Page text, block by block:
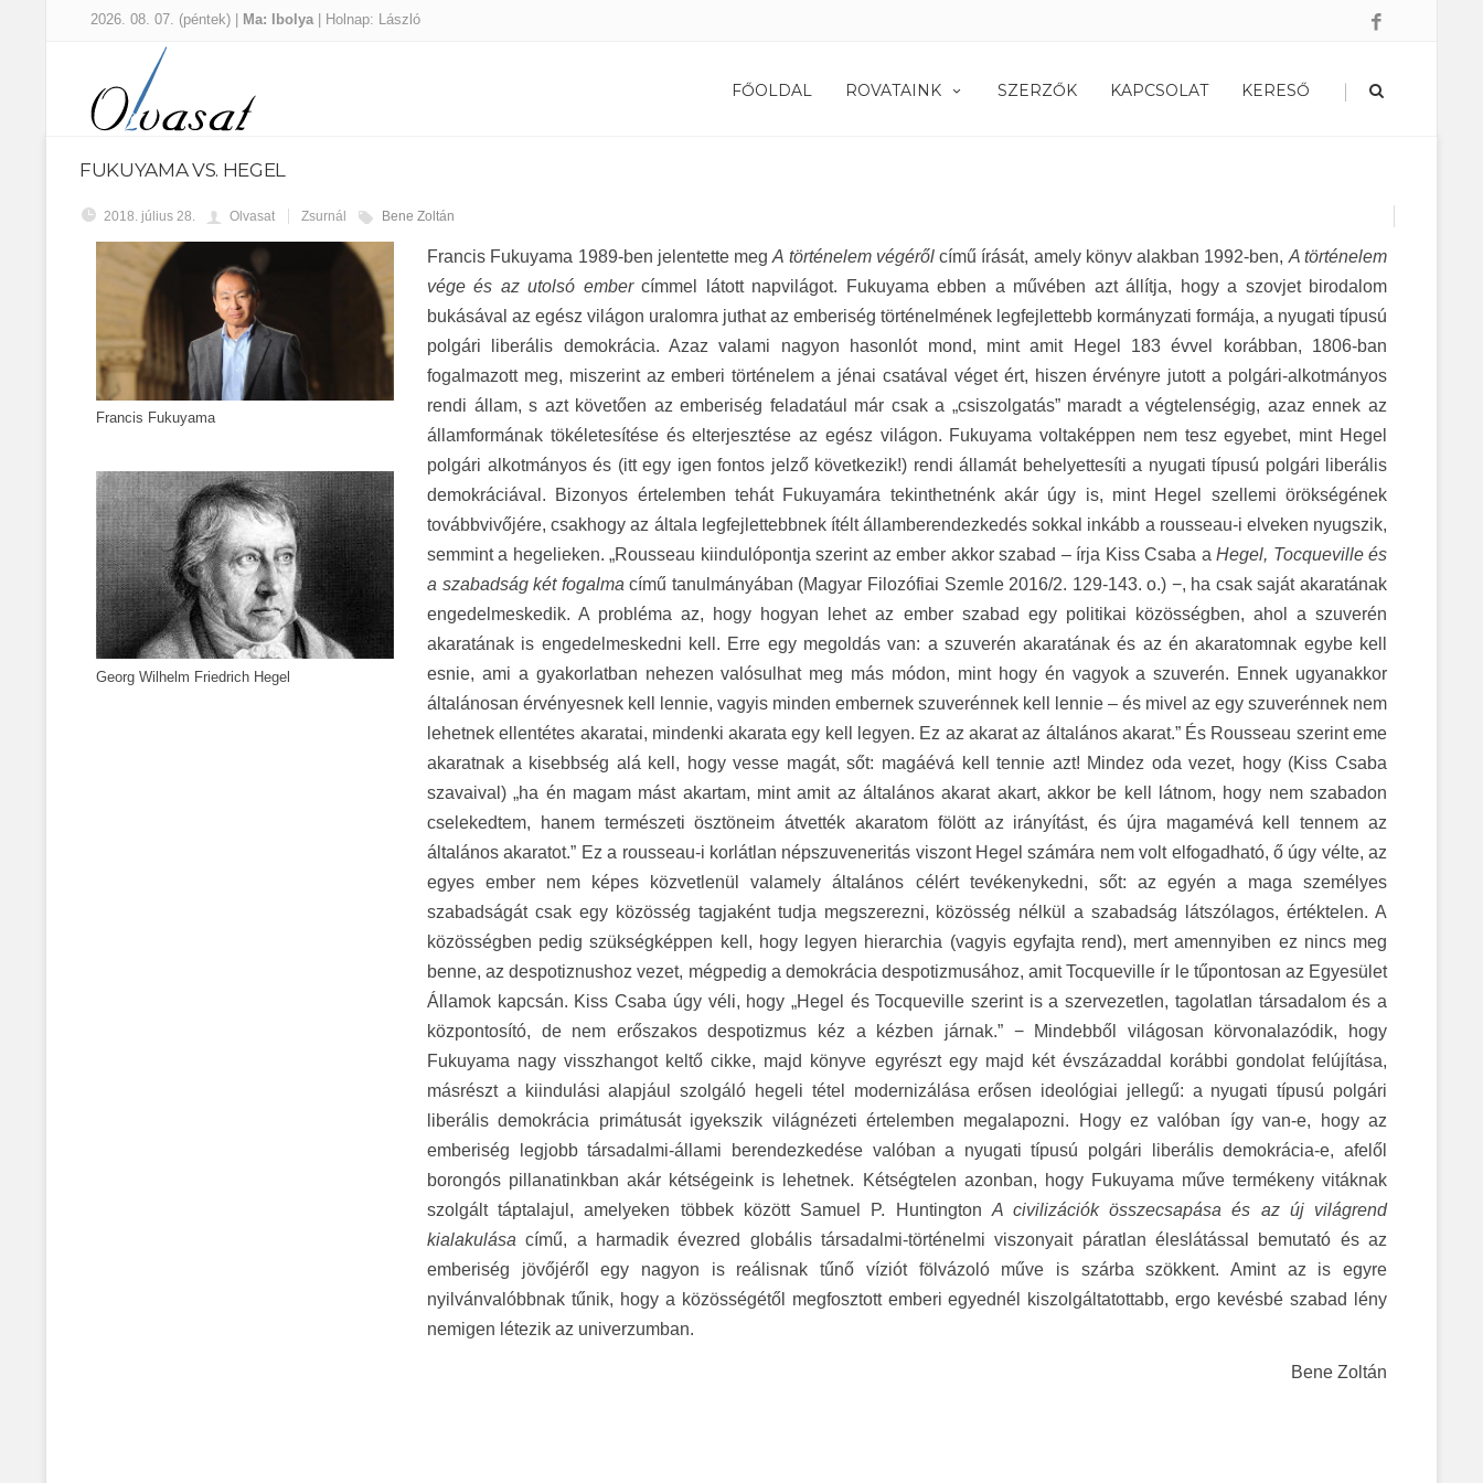
2026. 08. 07. (péntek) | Ma: Ibolya | Holnap: László
FŐOLDAL ROVATAINK SZERZŐK KAPCSOLAT KERESŐ |
FUKUYAMA VS. HEGEL
2018. július 28. Olvasat Zsurnál Bene Zoltán
Francis Fukuyama
Georg Wilhelm Friedrich Hegel
Francis Fukuyama 1989-ben jelentette megA történelem végérőlcímű írását, amely könyv alakban 1992-ben, A történelem
vége és az utolsó embercímmel látott napvilágot. Fukuyama ebben a művében azt állítja, hogy a szovjet birodalom
bukásával az egész világon uralomra juthat az emberiség történelmének legfejlettebb kormányzati formája, a nyugati típusú
polgári liberális demokrácia. Azaz valami nagyon hasonlót mond, mint amit Hegel 183 évvel korábban, 1806-ban
fogalmazott meg, miszerint az emberi történelem a jénai csatával véget ért, hiszen érvényre jutott a polgári-alkotmányos
rendi állam, s azt követően az emberiség feladatául már csak a „csiszolgatás” maradt a végtelenségig, azaz ennek az
államformának tökéletesítése és elterjesztése az egész világon. Fukuyama voltaképpen nem tesz egyebet, mint Hegel
polgári alkotmányos és (itt egy igen fontos jelző következik!) rendi államát behelyettesíti a nyugati típusú polgári liberális
demokráciával. Bizonyos értelemben tehát Fukuyamára tekinthetnénk akár úgy is, mint Hegel szellemi örökségének
továbbvivőjére, csakhogy az általa legfejlettebbnek ítélt államberendezkedés sokkal inkább a rousseau-i elveken nyugszik,
semmint a hegelieken. „Rousseau kiindulópontja szerint az ember akkor szabad – írja Kiss Csaba aHegel, Tocqueville és
a szabadság két fogalmacímű tanulmányában (Magyar Filozófiai Szemle 2016/2. 129-143. o.) −, ha csak saját akaratának
engedelmeskedik. A probléma az, hogy hogyan lehet az ember szabad egy politikai közösségben, ahol a szuverén
akaratának is engedelmeskedni kell. Erre egy megoldás van: a szuverén akaratának és az én akaratomnak egybe kell
esnie, ami a gyakorlatban nehezen valósulhat meg más módon, mint hogy én vagyok a szuverén. Ennek ugyanakkor
általánosan érvényesnek kell lennie, vagyis minden embernek szuverénnek kell lennie – és mivel az egy szuverénnek nem
lehetnek ellentétes akaratai, mindenki akarata egy kell legyen. Ez az akarat az általános akarat.” És Rousseau szerint eme
akaratnak a kisebbség alá kell, hogy vesse magát, sőt: magáévá kell tennie azt! Mindez oda vezet, hogy (Kiss Csaba
szavaival) „ha én magam mást akartam, mint amit az általános akarat akart, akkor be kell látnom, hogy nem szabadon
cselekedtem, hanem természeti ösztöneim átvették akaratom fölött az irányítást, és újra magamévá kell tennem az
általános akaratot.” Ez a rousseau-i korlátlan népszuveneritás viszont Hegel számára nem volt elfogadható, ő úgy vélte, az
egyes ember nem képes közvetlenül valamely általános célért tevékenykedni, sőt: az egyén a maga személyes
szabadságát csak egy közösség tagjaként tudja megszerezni, közösség nélkül a szabadság látszólagos, értéktelen. A
közösségben pedig szükségképpen kell, hogy legyen hierarchia (vagyis egyfajta rend), mert amennyiben ez nincs meg
benne, az despotiznushoz vezet, mégpedig a demokrácia despotizmusához, amit Tocqueville ír le tűpontosan az Egyesület
Államok kapcsán. Kiss Csaba úgy véli, hogy „Hegel és Tocqueville szerint is a szervezetlen, tagolatlan társadalom és a
központosító, de nem erőszakos despotizmus kéz a kézben járnak.” − Mindebből világosan körvonalazódik, hogy
Fukuyama nagy visszhangot keltő cikke, majd könyve egyrészt egy majd két évszázaddal korábbi gondolat felújítása,
másrészt a kiindulási alapjául szolgáló hegeli tétel modernizálása erősen ideológiai jellegű: a nyugati típusú polgári
liberális demokrácia primátusát igyekszik világnézeti értelemben megalapozni. Hogy ez valóban így van-e, hogy az
emberiség legjobb társadalmi-állami berendezkedése valóban a nyugati típusú polgári liberális demokrácia-e, afelől
borongós pillanatinkban akár kétségeink is lehetnek. Kétségtelen azonban, hogy Fukuyama műve termékeny vitáknak
szolgált táptalajul, amelyeken többek között Samuel P. Huntington A civilizációk összecsapása és az új világrend
kialakulásacímű, a harmadik évezred globális társadalmi-történelmi viszonyait páratlan éleslátással bemutató és az
emberiség jövőjéről egy nagyon is reálisnak tűnő víziót fölvázoló műve is szárba szökkent. Amint az is egyre
nyilvánvalóbbnak tűnik, hogy a közösségétől megfosztott emberi egyednél kiszolgáltatottabb, ergo kevésbé szabad lény
nemigen létezik az univerzumban.
Bene Zoltán